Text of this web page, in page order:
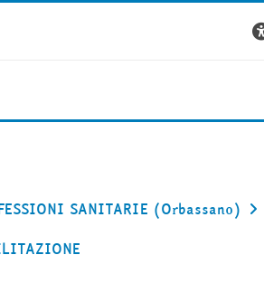
SANITARIE (Orbassano)